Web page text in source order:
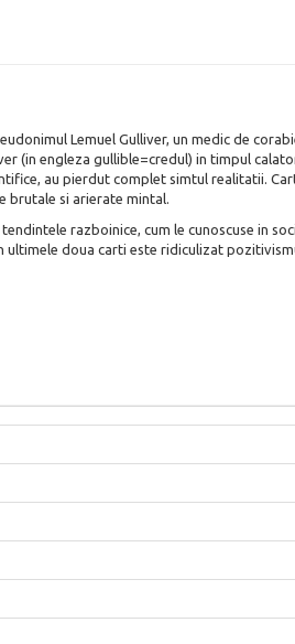
Lemuel Gulliver, un medic de
(in engleza gullible=credul) in timpul
au pierdut complet simtul realitatii.
brutale si arierate mintal.
razboinice, cum le cunoscuse in
ultimele doua carti este ridiculizat